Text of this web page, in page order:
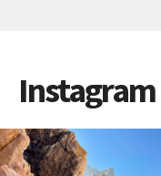
Instagram